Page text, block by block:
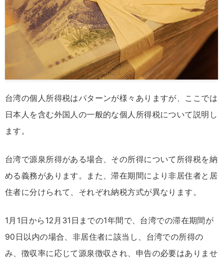
台湾の個人所得税はパターンが様々ありますが、ここでは
日本人を含む外国人の一般的な個人所得税について説明し
ます。
台湾で源泉所得がある場合、その所得について所得税を納
める義務があります。また、滞在期間により非居住者と居
住者に分けられて、それぞれ納税方式が異なります。
1月1日から12月31日までの1年間で、台湾での滞在期間が
90日以内の場合、非居住者に該当し、台湾での所得の
み、徴収率に応じて源泉徴収され、申告の必要はありませ